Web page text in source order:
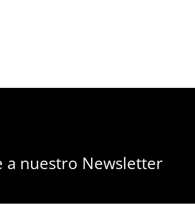
a nuestro Newsletter